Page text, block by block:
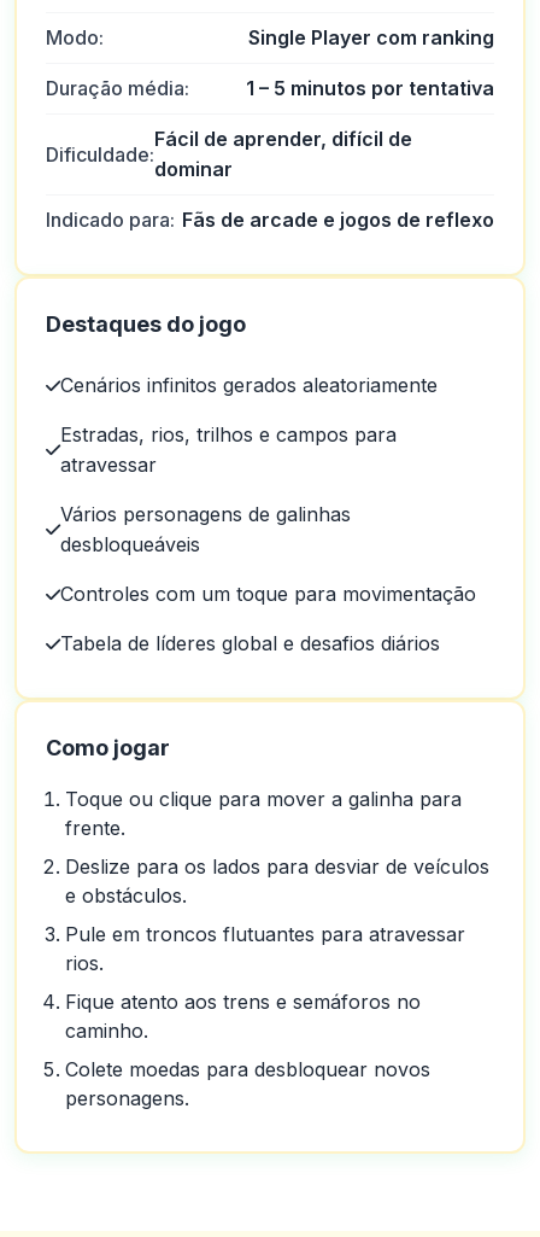
Modo: Single Player com ranking
Duração média: 1 – 5 minutos por tentativa
Dificuldade:
Fácil de aprender, difícil de
dominar
Indicado para: Fãs de arcade e jogos de reflexo
Destaques do jogo
Cenários infinitos gerados aleatoriamente
Estradas, rios, trilhos e campos para
atravessar
Vários personagens de galinhas
desbloqueáveis
Controles com um toque para movimentação
Tabela de líderes global e desafios diários
Como jogar
Toque ou clique para mover a galinha para
frente.
Deslize para os lados para desviar de veículos
e obstáculos.
Pule em troncos flutuantes para atravessar
rios.
Fique atento aos trens e semáforos no
caminho.
Colete moedas para desbloquear novos
personagens.